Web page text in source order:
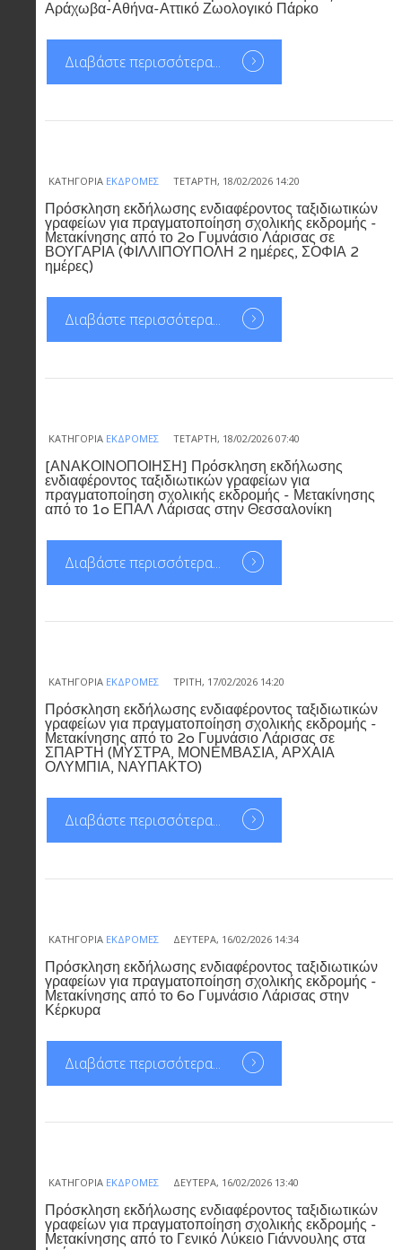
Αράχωβα-Αθήνα-Αττικό Ζωολογικό Πάρκο
Διαβάστε περισσότερα...
ΚΑΤΗΓΟΡΊΑ ΕΚΔΡΟΜΈΣ ΤΕΤΆΡΤΗ, 18/02/2026 14:20
Πρόσκληση εκδήλωσης ενδιαφέροντος ταξιδιωτικών
γραφείων για πραγματοποίηση σχολικής εκδρομής -
Μετακίνησης από το 2o Γυμνάσιο Λάρισας σε
ΒΟΥΓΑΡΙΑ (ΦΙΛΛΙΠΟΥΠΟΛΗ 2 ημέρες, ΣΟΦΙΑ 2
ημέρες)
Διαβάστε περισσότερα...
ΚΑΤΗΓΟΡΊΑ ΕΚΔΡΟΜΈΣ ΤΕΤΆΡΤΗ, 18/02/2026 07:40
[ΑΝΑΚΟΙΝΟΠΟΙΗΣΗ] Πρόσκληση εκδήλωσης
ενδιαφέροντος ταξιδιωτικών γραφείων για
πραγματοποίηση σχολικής εκδρομής - Μετακίνησης
από το 1o ΕΠΑΛ Λάρισας στην Θεσσαλονίκη
Διαβάστε περισσότερα...
ΚΑΤΗΓΟΡΊΑ ΕΚΔΡΟΜΈΣ ΤΡΊΤΗ, 17/02/2026 14:20
Πρόσκληση εκδήλωσης ενδιαφέροντος ταξιδιωτικών
γραφείων για πραγματοποίηση σχολικής εκδρομής -
Μετακίνησης από το 2o Γυμνάσιο Λάρισας σε
ΣΠΑΡΤΗ (ΜΥΣΤΡΑ, ΜΟΝΕΜΒΑΣΙΑ, ΑΡΧΑΙΑ
ΟΛΥΜΠΙΑ, ΝΑΥΠΑΚΤΟ)
Διαβάστε περισσότερα...
ΚΑΤΗΓΟΡΊΑ ΕΚΔΡΟΜΈΣ ΔΕΥΤΈΡΑ, 16/02/2026 14:34
Πρόσκληση εκδήλωσης ενδιαφέροντος ταξιδιωτικών
γραφείων για πραγματοποίηση σχολικής εκδρομής -
Μετακίνησης από το 6o Γυμνάσιο Λάρισας στην
Κέρκυρα
Διαβάστε περισσότερα...
ΚΑΤΗΓΟΡΊΑ ΕΚΔΡΟΜΈΣ ΔΕΥΤΈΡΑ, 16/02/2026 13:40
Πρόσκληση εκδήλωσης ενδιαφέροντος ταξιδιωτικών
γραφείων για πραγματοποίηση σχολικής εκδρομής -
Μετακίνησης από το Γενικό Λύκειο Γιάννουλης στα